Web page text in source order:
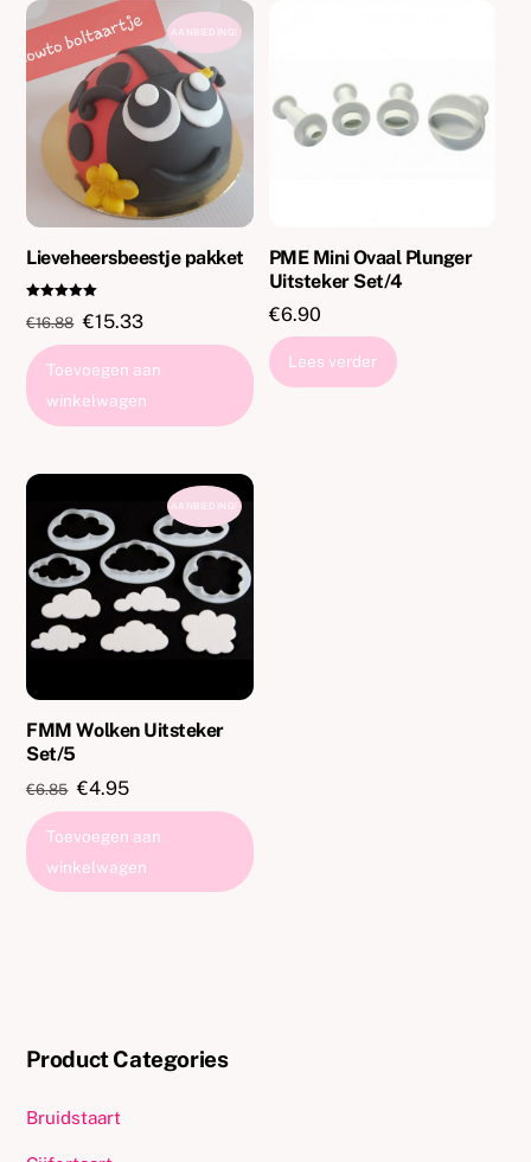
AANBIEDING!
Lieveheersbeestje pakket
d
uit 5
€16.88 Oorspronkelijke
prijs
was:
€16.88.
€15.33Huidige
prijs
is:
€15.33.
Toevoegen aan
winkelwagen
PME Mini Ovaal Plunger
Uitsteker Set/4
€6.90
Lees verder
AANBIEDING!
FMM Wolken Uitsteker
Set/5
€6.85 Oorspronkelijke
prijs
was:
€6.85.
€4.95Huidige
prijs
is:
€4.95.
Toevoegen aan
winkelwagen
Product Categories
Bruidstaart